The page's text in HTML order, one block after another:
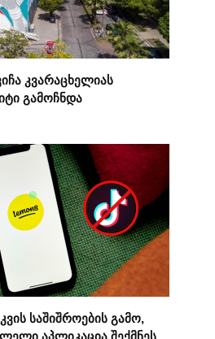
კვარაცხელიას
გამოჩნდა
საშიშროების გამო,
აპლიკაცია შექმნეს